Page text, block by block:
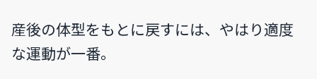
産後の体型をもとに戻すには、やはり適度
な運動が一番。